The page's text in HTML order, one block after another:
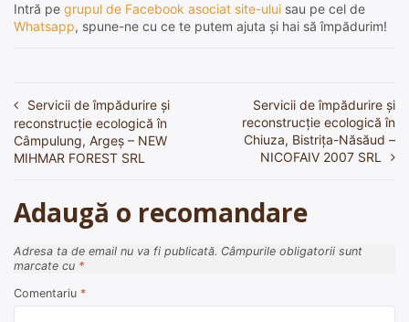
Intră pe grupul de Facebook asociat site-ului sau pe cel de
Whatsapp, spune-ne cu ce te putem ajuta și hai să împădurim!
Navigare
în
articole
Servicii de împădurire și
reconstrucție ecologică în
Câmpulung, Argeș – NEW
MIHMAR FOREST SRL
Servicii de împădurire și
reconstrucție ecologică în
Chiuza, Bistrița-Năsăud –
NICOFAIV 2007 SRL
Adaugă o recomandare
Adresa ta de email nu va fi publicată. Câmpurile obligatorii sunt
marcate cu *
Comentariu *